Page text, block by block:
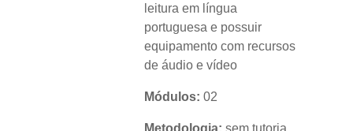
leitura em língua
portuguesa e possuir
equipamento com recursos
de áudio e vídeo
Módulos: 02
Metodologia: sem tutoria